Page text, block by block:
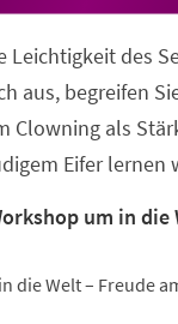
Leichtigkeit des
aus, begreifen
Clowning als
Eifer lernen
um in
die Welt – Freude